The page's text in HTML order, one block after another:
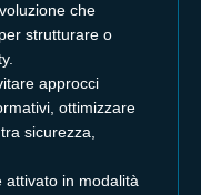
che
strutturare o
approcci
ottimizzare
sicurezza,
attivato in modalità